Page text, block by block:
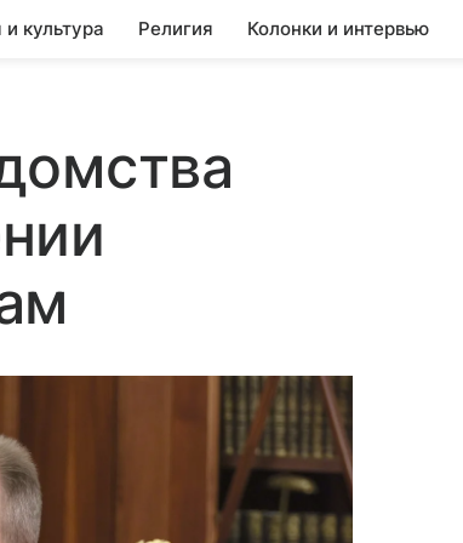
культура Религия Колонки и интервью